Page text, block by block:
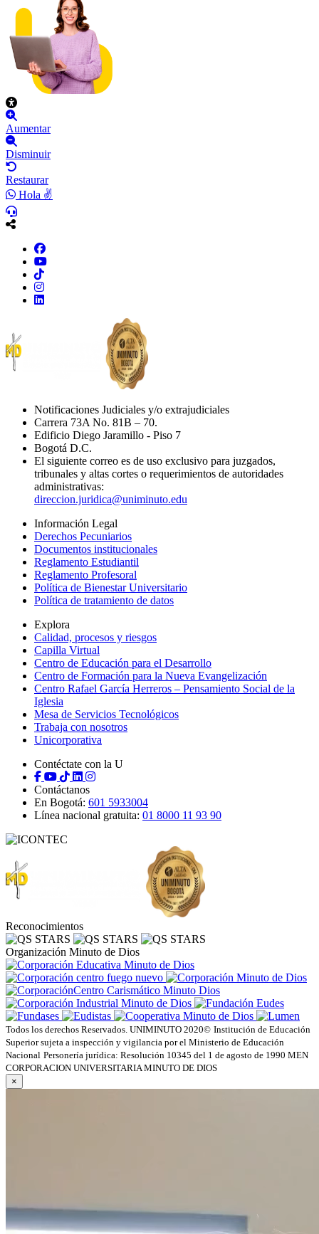
Aumentar
Disminuir
Restaurar
Hola ✌
Notificaciones Judiciales y/o extrajudiciales
Carrera 73A No. 81B – 70.
Edificio Diego Jaramillo - Piso 7
Bogotá D.C.
El siguiente correo es de uso exclusivo para juzgados,
tribunales y altas cortes o requerimientos de autoridades
administrativas:
direccion.juridica@uniminuto.edu
Información Legal
Derechos Pecuniarios
Documentos institucionales
Reglamento Estudiantil
Reglamento Profesoral
Política de Bienestar Universitario
Política de tratamiento de datos
Explora
Calidad, procesos y riesgos
Capilla Virtual
Centro de Educación para el Desarrollo
Centro de Formación para la Nueva Evangelización
Centro Rafael García Herreros – Pensamiento Social de la
Iglesia
Mesa de Servicios Tecnológicos
Trabaja con nosotros
Unicorporativa
Contéctate con la U
Contáctanos
En Bogotá: 601 5933004
Línea nacional gratuita: 01 8000 11 93 90
Reconocimientos
Organización Minuto de Dios
Todos los derechos Reservados. UNIMINUTO 2020© Institución de Educación
Superior sujeta a inspección y vigilancia por el Ministerio de Educación
Nacional Personería jurídica: Resolución 10345 del 1 de agosto de 1990 MEN
CORPORACION UNIVERSITARIA MINUTO DE DIOS
×